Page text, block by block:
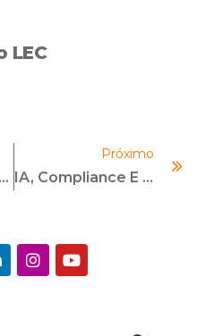
LEC
Como O Compliance E A Gestão De Riscos Impulsionam A Performance
Próximo
IA, Compliance E Gestão De Riscos De Terceiros: O Novo Desafio Das Organizações